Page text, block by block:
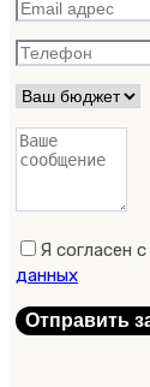
Я согласен с
данных